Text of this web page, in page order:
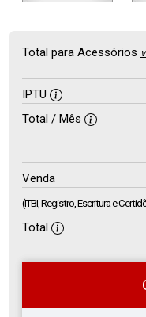
Total para Acessórios
IPTU
Total / Mês
Venda
(ITBI, Registro, Escritura e
Total
Qual o